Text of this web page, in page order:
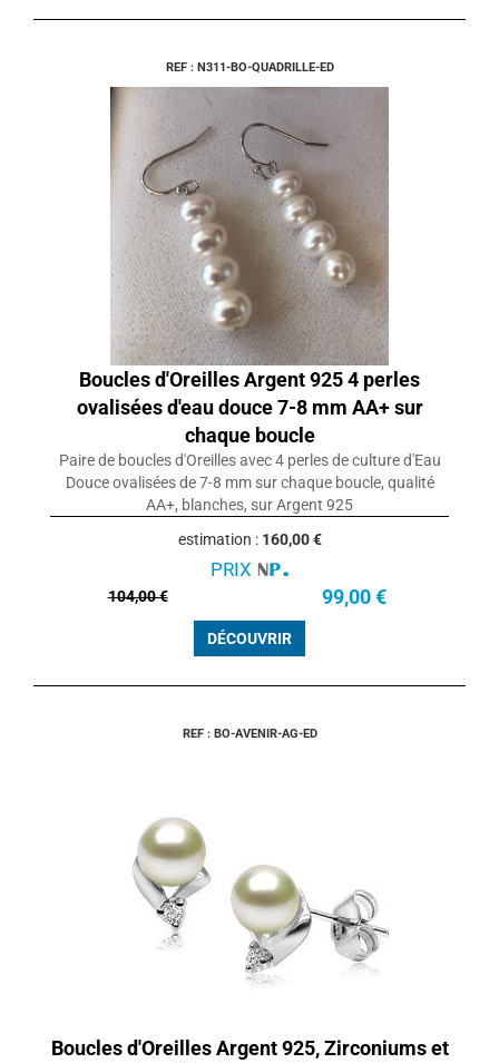
REF : N311-BO-QUADRILLE-ED
Boucles d'Oreilles Argent 925 4 perles
ovalisées d'eau douce 7-8 mm AA+ sur
chaque boucle
Paire de boucles d'Oreilles avec 4 perles de culture d'Eau
Douce ovalisées de 7-8 mm sur chaque boucle, qualité
AA+, blanches, sur Argent 925
estimation : 160,00 €
PRIX
104,00 € 99,00 €
DÉCOUVRIR
REF : BO-AVENIR-AG-ED
Boucles d'Oreilles Argent 925, Zirconiums et